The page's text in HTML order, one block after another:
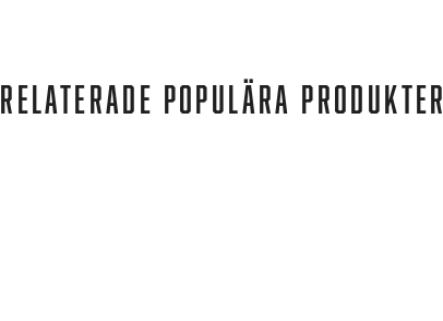
RELATERADE POPULÄRA PRODUKTER